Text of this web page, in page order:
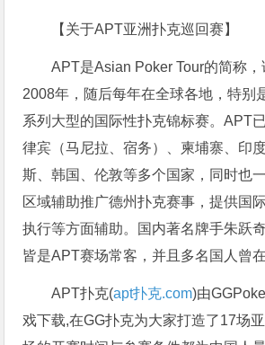
【关于APT亚洲扑克巡回赛】
APT是Asian Poker Tour的简称
2008年，随后每年在全球各地，特别
系列大型的国际性扑克锦标赛。APT
律宾（马尼拉、宿务）、柬埔寨、印
斯、韩国、伦敦等多个国家，同时也
区域辅助推广德州扑克赛事，提供国
执行等方面辅助。国内著名牌手朱跃
皆是APT赛场常客，并且多名国人曾
APT扑克(apt扑克.com)由
戏下载,在GG扑克为大家打造了17场